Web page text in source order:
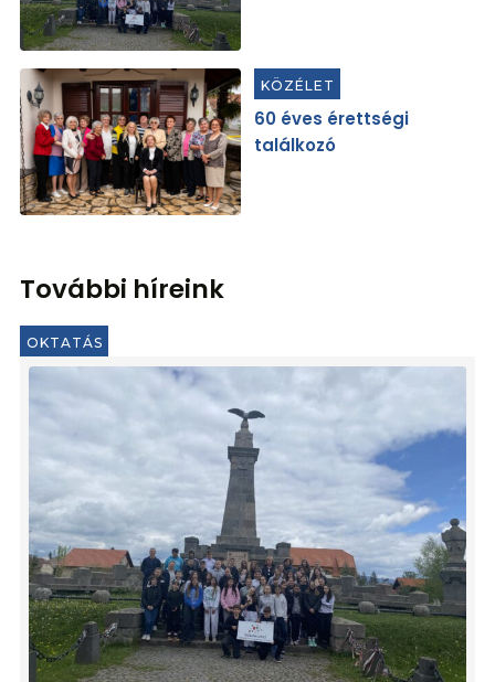
KÖZÉLET
60 éves érettségi
találkozó
További híreink
OKTATÁS